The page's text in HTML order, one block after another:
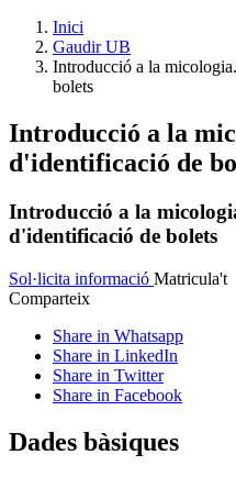
Inici
Gaudir UB
Introducció a la
bolets
Introducció a la
d'identificació de
Introducció a la
d'identificació de bolets
Sol·licita informació Matricula't
Comparteix
Share in Whatsapp
Share in LinkedIn
Share in Twitter
Share in Facebook
Dades bàsiques